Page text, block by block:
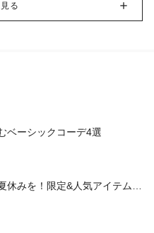
る
ベーシックコーデ4選
みを！限定&人気アイテム特